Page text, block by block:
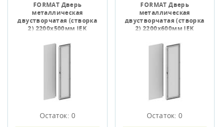
FORMAT Дверь
металлическая
двустворчатая (створка
2) 2200х500мм IEK
Остаток: 0
FORMAT Дверь
металлическая
двустворчатая (створка
2) 2200х600мм IEK
Остаток: 0